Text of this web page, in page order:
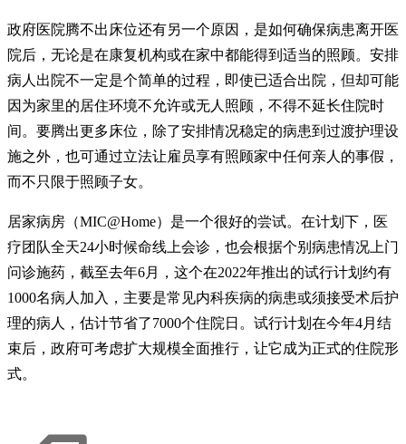
政府医院腾不出床位还有另一个原因，是如何确保病患离开医
院后，无论是在康复机构或在家中都能得到适当的照顾。安排
病人出院不一定是个简单的过程，即使已适合出院，但却可能
因为家里的居住环境不允许或无人照顾，不得不延长住院时
间。要腾出更多床位，除了安排情况稳定的病患到过渡护理设
施之外，也可通过立法让雇员享有照顾家中任何亲人的事假，
而不只限于照顾子女。
居家病房（MIC@Home）是一个很好的尝试。在计划下，医
疗团队全天24小时候命线上会诊，也会根据个别病患情况上门
问诊施药，截至去年6月，这个在2022年推出的试行计划约有
1000名病人加入，主要是常见内科疾病的病患或须接受术后护
理的病人，估计节省了7000个住院日。试行计划在今年4月结
束后，政府可考虑扩大规模全面推行，让它成为正式的住院形
式。